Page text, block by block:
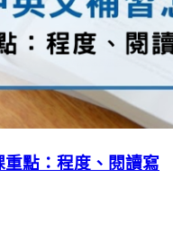
點：程度、閱讀寫